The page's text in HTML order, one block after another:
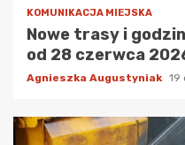
KOMUNIKACJA MIEJSKA
Nowe trasy i
od 28 czerwca
Agnieszka Augustyniak 19